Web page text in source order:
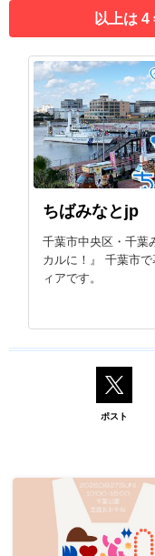
以上は
ちばみなとjp
千葉市中央区・千葉
カルに！』 千葉市
ィアです。
ポスト